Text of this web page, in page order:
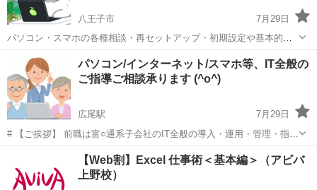
八王子市
7月29日
パソコン・スマホの各種相談・再セットアップ・初期設定や基本的な
使い方・ネット接続・バックアップ・PC自作・PCパーツ交換・ホー
ムネットワーク・セキュリティー・レンタルサーバーやドメインの購
入・独自メールアドレス・ブログやホー...
東京 八王子市 その他
パソコン/インターネット/スマホ等、IT全般の
ご指導ご相談承ります (^o^)
広尾駅
7月29日
# 【ご挨拶】 前職は富○通系子会社のIT全般の導入・運用・管理・指
導・育成を主な職務とし、ハード/ソフトの開発・設計・プログラミン
グ、周辺機器開発・設計をベースとしたシステムエンジニア職、執行
役員を経て退職しました。 ...
広尾駅 Windows総合 料金
【Web割】Excel 仕事術＜基本編＞（アビバ
上野校）